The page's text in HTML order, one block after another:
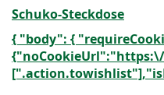
Schuko-Steckdose
{ "body": {